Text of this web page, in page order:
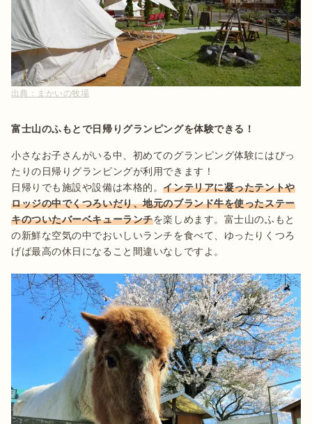
出典： まかいの牧場
富士山のふもとで日帰りグランピングを体験できる！
小さなお子さんがいる中、初めてのグランピング体験にはぴっ
たりの日帰りグランピングが利用できます！
日帰りでも施設や設備は本格的。インテリアに凝ったテントや
ロッジの中でくつろいだり、地元のブランド牛を使ったステー
キのついたバーベキューランチを楽しめます。富士山のふもと
の新鮮な空気の中でおいしいランチを食べて、ゆったりくつろ
げば最高の休日になること間違いなしですよ。